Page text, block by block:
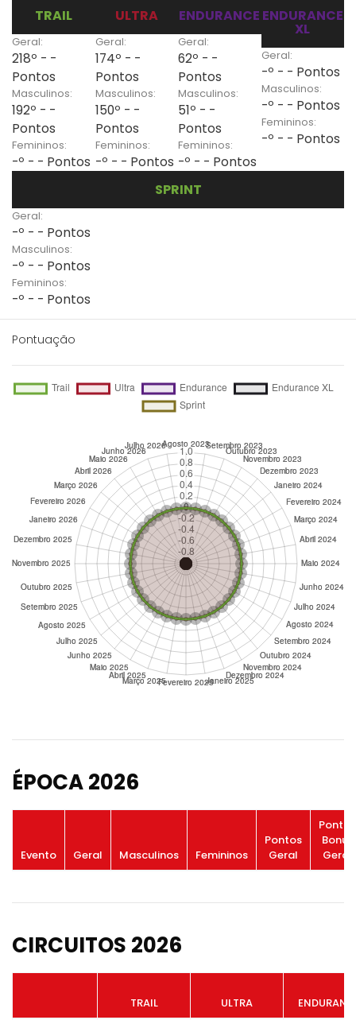
TRAIL
Geral:
218º - -
Pontos
Masculinos:
192º - -
Pontos
Femininos:
-º - - Pontos
ULTRA
Geral:
174º - -
Pontos
Masculinos:
150º - -
Pontos
Femininos:
-º - - Pontos
ENDURANCE
Geral:
62º - -
Pontos
Masculinos:
51º - -
Pontos
Femininos:
-º - - Pontos
ENDURANCE
XL
Geral:
-º - - Pontos
Masculinos:
-º - - Pontos
Femininos:
-º - - Pontos
SPRINT
Geral:
-º - - Pontos
Masculinos:
-º - - Pontos
Femininos:
-º - - Pontos
Pontuação
ÉPOCA 2026
Evento Geral Masculinos Femininos
Pontos
Geral
Pontos
Bonus
Geral
CIRCUITOS 2026
TRAIL ULTRA